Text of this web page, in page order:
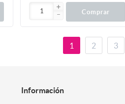
Comprar
1 2 3
Información